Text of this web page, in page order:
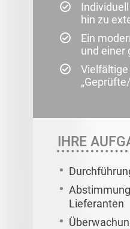
hin zu
Ein
und einer
IHRE
Lieferanten